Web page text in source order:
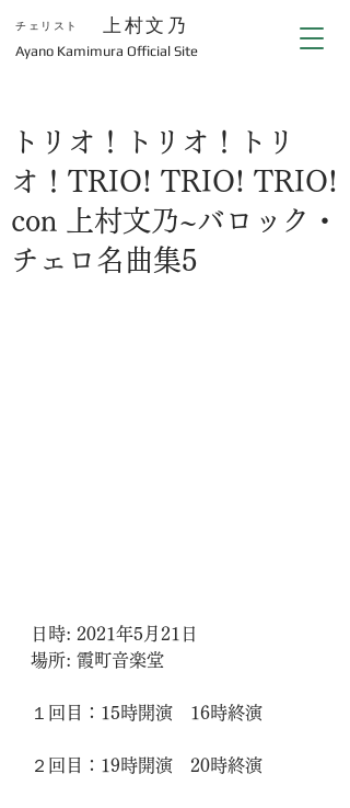
上村文乃
​Ayano Kamimura Official Site
チェリスト
トリオ！トリオ！トリ
オ！TRIO! TRIO! TRIO!
con 上村文乃~バロック・
チェロ名曲集5
日時: 2021年5月21日
場所: 霞町音楽堂
１回目：15時開演　16時終演
２回目：19時開演　20時終演